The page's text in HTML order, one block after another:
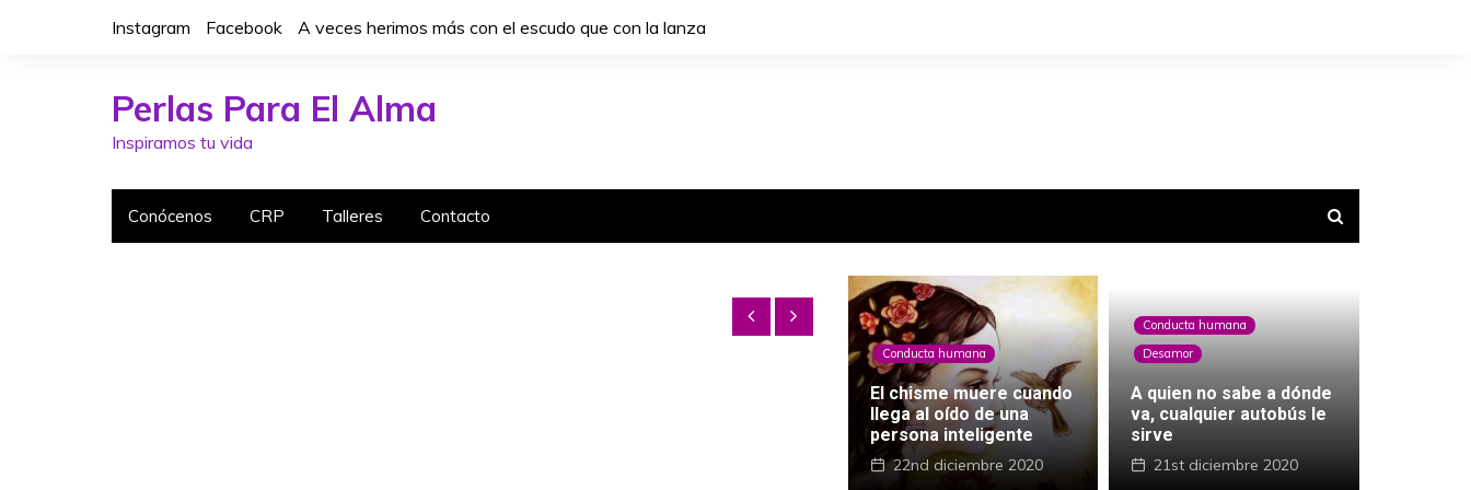
Instagram Facebook A veces herimos más con el escudo que con la lanza
Perlas Para El Alma
Inspiramos tu vida
Conócenos CRP Talleres Contacto
Conducta humana
El chisme muere cuando
llega al oído de una
persona inteligente
22nd diciembre 2020
Conducta humana
Desamor
A quien no sabe a dónde
va, cualquier autobús le
sirve
21st diciembre 2020